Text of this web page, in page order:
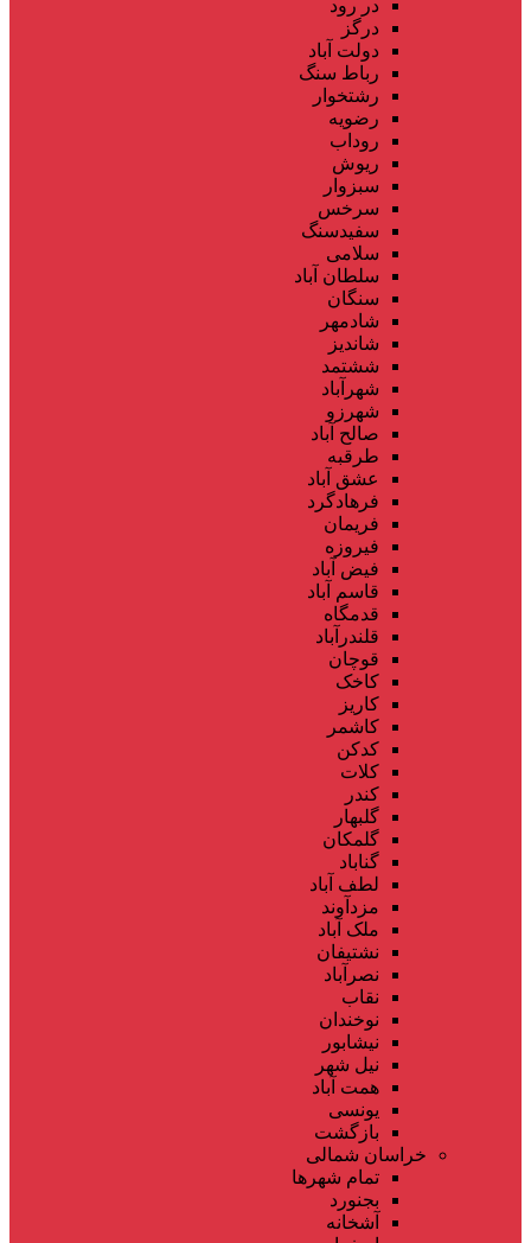
در رود
درگز
دولت آباد
رباط سنگ
رشتخوار
رضویه
روداب
ریوش
سبزوار
سرخس
سفیدسنگ
سلامی
سلطان آباد
سنگان
شادمهر
شاندیز
ششتمد
شهرآباد
شهرزو
صالح آباد
طرقبه
عشق آباد
فرهادگرد
فریمان
فیروزه
فیض آباد
قاسم آباد
قدمگاه
قلندرآباد
قوچان
کاخک
کاریز
کاشمر
کدکن
کلات
کندر
گلبهار
گلمکان
گناباد
لطف آباد
مزدآوند
ملک آباد
نشتیفان
نصرآباد
نقاب
نوخندان
نیشابور
نیل شهر
همت آباد
یونسی
بازگشت
خراسان شمالی
تمام شهر‌ها
بجنورد
آشخانه